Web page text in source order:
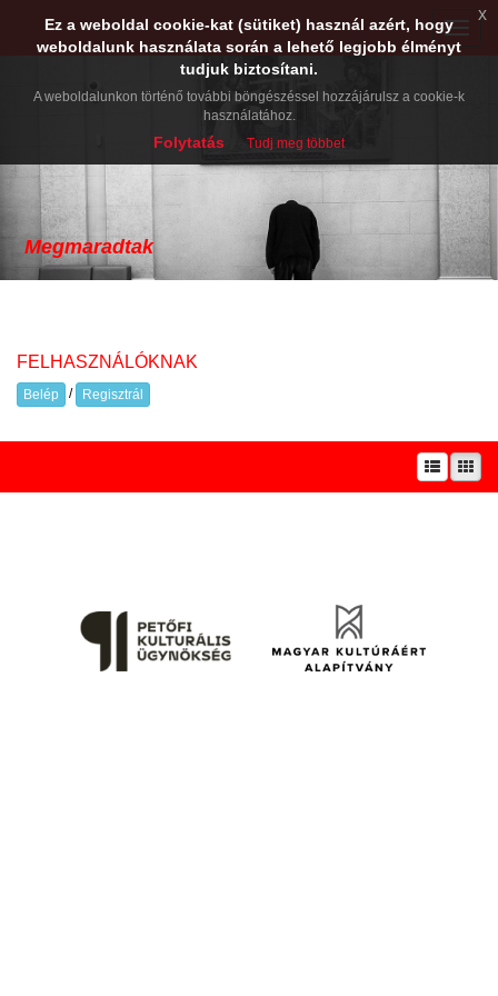
Toggle
Megmaradtak
FELHASZNÁLÓKNAK
Belép / Regisztrál
Ez a weboldal cookie-kat (sütiket) használ azért, hogy
weboldalunk használata során a lehető legjobb élményt
tudjuk biztosítani.
A weboldalunkon történő további böngészéssel hozzájárulsz a cookie-k
használatához.
Folytatás Tudj meg többet
x